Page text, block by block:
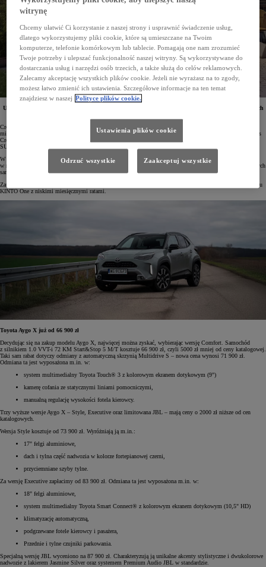
U dilerów Toyoty można zamówić modele Aygo X oraz Yaris Cross z 2025 roku w nowych, obniżonych
Crossovery Toyoty cieszą się dużą popularnością wśród polskich klientów poszukujących wszechstronnego
miejskiego samochodu. Model Aygo X od momentu debiutu zdominował segment najmniejszych aut, a Yaris
Cross w 2024 roku nie tylko był najczęściej wybieranym pojazdem w dynamicznie rozwijającej się klasie B-
SUV, ale też trzecim najpopularniejszym samochodem w Polsce.
W salonach Toyoty w Polsce można już zamawiać modele Aygo X oraz Yaris Cross z 2025 roku produkcji
w nowych, obniżonych cenach. Maksymalny rabat w przypadku obu modeli wynosi 5000 zł. Przy zakupie tych
samochodów można skorzystać z bonu na dodatkowe akcesoria oraz zabezpieczenia antykradzieżowe.
Zarówno dla firm, jak i klientów indywidualnych dostępne też jest bardzo korzystne finansowanie w Leasingu
KINTO One z niskimi miesięcznymi ratami.
Toyota Aygo X już od 66 900 zł
Decydując się na zakup modelu Aygo X, najwięcej można zyskać, wybierając wersję Comfort. Samochód
z silnikiem 1.0 VVT-i 72 KM Start&Stop 5 M/T kosztuje 66 900 zł, czyli 5000 zł mniej od ceny katalogowej.
Taki sam rabat dotyczy odmiany z automatyczną skrzynią Multidrive S – nowa cena wynosi 71 900 zł.
Odmiana ta jest wyposażona m.in. w:
system multimedialny Toyota Touch® 3 z kolorowym ekranem dotykowym (9")
kamerę cofania ze statycznymi liniami pomocniczymi,
manualną regulację wysokości fotela kierowcy.
Trzy wyższe wersje Aygo X – Style, Executive oraz limitowana JBL – mają ceny o 2000 zł niższe od cen
katalogowych.
Wersja Style kosztuje od 73 900 zł. Wyróżniają ją m.in.:
17" felgi aluminiowe,
dach i tylna część nadwozia w kolorze fortepianowej czerni,
przyciemniane szyby tylne.
Za wersję Executive zapłacimy od 83 900 zł. Odmiana ta jest wyposażona m.in. w:
18" felgi aluminiowe,
system multimedialny Toyota Smart Connect® z kolorowym ekranem dotykowym (10,5" HD)
klimatyzację automatyczną,
podgrzewane fotele kierowcy i pasażera,
Przednie i tylne czujniki parkowania.
Specjalną wersję JBL wyceniono na 87 900 zł. Charakteryzują ją unikalne akcenty stylistyczne i dwukolorowe
nadwozie z lakierem Jasmine Silver oraz systemem Premium Audio JBL w standardzie.
witrynę
Chcemy ułatwić Ci korzystanie z naszej strony i usprawnić świadczenie usług,
dlatego wykorzystujemy pliki cookie, które są umieszczane na Twoim
komputerze, telefonie komórkowym lub tablecie. Pomagają one nam zrozumieć
Twoje potrzeby i ulepszać funkcjonalność naszej witryny. Są wykorzystywane do
dostarczania usług i narzędzi osób trzecich, a także służą do celów reklamowych.
Zalecamy akceptację wszystkich plików cookie. Jeżeli nie wyrażasz na to zgody,
możesz łatwo zmienić ich ustawienia. Szczegółowe informacje na ten temat
znajdziesz w naszej Polityce plików cookie.
Ustawienia plików cookie
Odrzuć wszystkie Zaakceptuj wszystkie